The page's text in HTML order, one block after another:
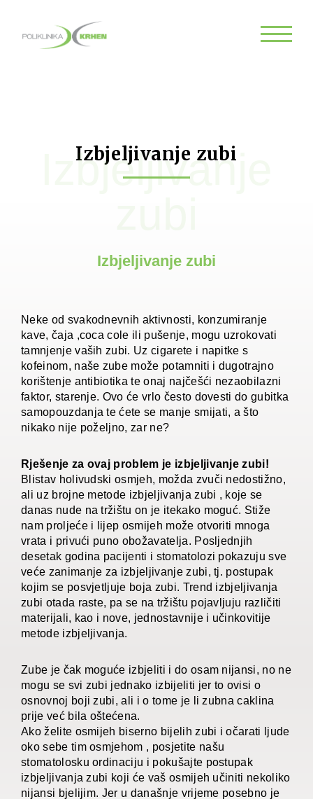
Izbjeljivanje zubi
Izbjeljivanje
Izbjeljivanje zubi
Neke od svakodnevnih aktivnosti, konzumiranje
kave, čaja ,coca cole ili pušenje, mogu uzrokovati
tamnjenje vaših zubi. Uz cigarete i napitke s
kofeinom, naše zube može potamniti i dugotrajno
korištenje antibiotika te onaj najčešći nezaobilazni
faktor, starenje. Ovo će vrlo često dovesti do gubitka
samopouzdanja te ćete se manje smijati, a što
nikako nije poželjno, zar ne?
Rješenje za ovaj problem je izbjeljivanje zubi!
Blistav holivudski osmjeh, možda zvuči nedostižno,
ali uz brojne metode izbjeljivanja zubi , koje se
danas nude na tržištu on je itekako moguć. Stiže
nam proljeće i lijep osmijeh može otvoriti mnoga
vrata i privući puno obožavatelja. Posljednjih
desetak godina pacijenti i stomatolozi pokazuju sve
veće zanimanje za izbjeljivanje zubi, tj. postupak
kojim se posvjetljuje boja zubi. Trend izbjeljivanja
zubi otada raste, pa se na tržištu pojavljuju različiti
materijali, kao i nove, jednostavnije i učinkovitije
metode izbjeljivanja.
Zube je čak moguće izbjeliti i do osam nijansi, no ne
mogu se svi zubi jednako izbijeliti jer to ovisi o
osnovnoj boji zubi, ali i o tome je li zubna caklina
prije već bila oštećena.
Ako želite osmijeh biserno bijelih zubi i očarati ljude
oko sebe tim osmjehom , posjetite našu
stomatolosku ordinaciju i pokušajte postupak
izbjeljivanja zubi koji će vaš osmijeh učiniti nekoliko
nijansi bjelijim. Jer u današnje vrijeme posebno je